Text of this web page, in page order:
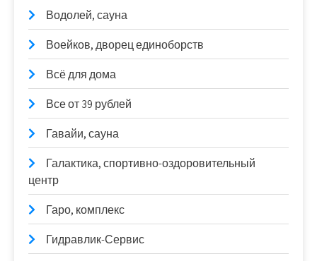
Водолей, сауна
Воейков, дворец единоборств
Всё для дома
Все от 39 рублей
Гавайи, сауна
Галактика, спортивно-оздоровительный
центр
Гаро, комплекс
Гидравлик-Сервис